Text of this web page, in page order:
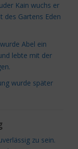
Kain wuchs er
des Gartens Eden
Abel ein
lebte mit der
wurde später
zu sein.